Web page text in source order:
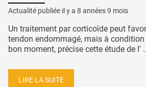
Actualité publiée il y a 8 années 9 mois
Un traitement par corticoïde peut
tendon endommagé, mais à condition
bon moment, précise cette étude de l'
LIRE LA SUITE